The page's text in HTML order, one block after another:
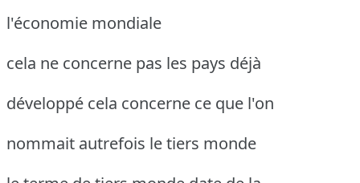
l'économie mondiale
cela ne concerne pas les pays déjà
développé cela concerne ce que l'on
nommait autrefois le tiers monde